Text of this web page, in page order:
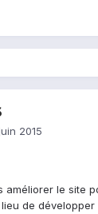
2015
améliorer le site
de